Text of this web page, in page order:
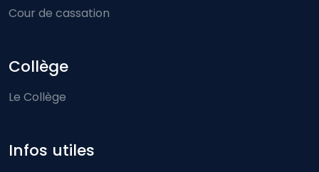
Cour de cassation
Collège
Le Collège
Infos utiles